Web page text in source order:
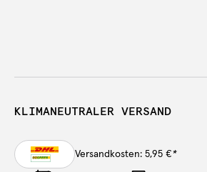
KLIMANEUTRALER VERSAND
Versandkosten: 5,95 €*